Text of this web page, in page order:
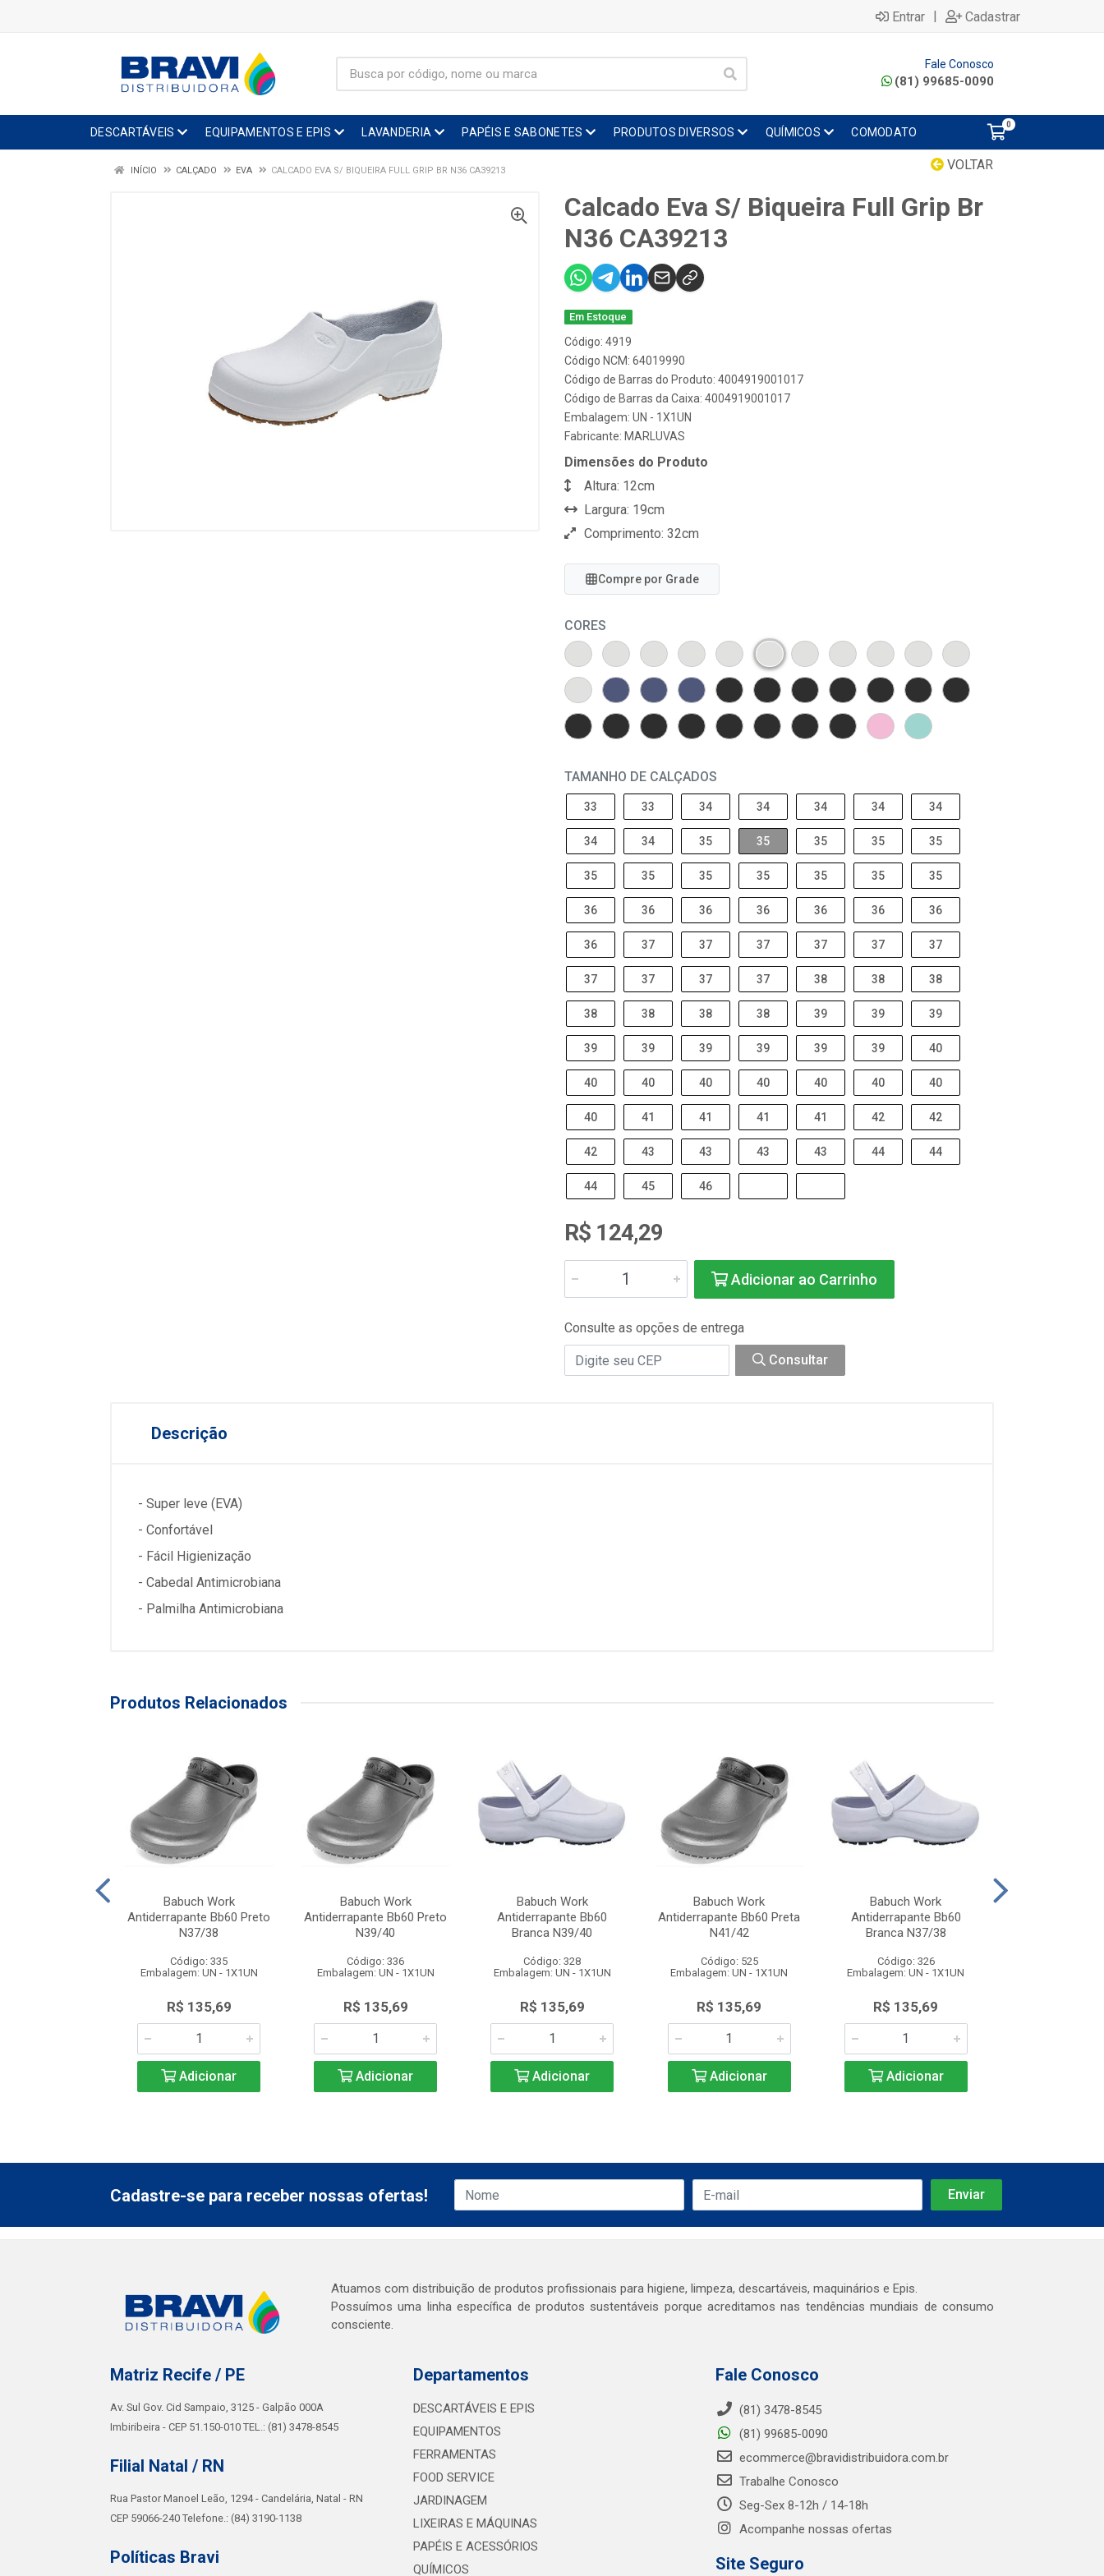
Entrar | Cadastrar
Fale Conosco
(81) 99685-0090
DESCARTÁVEIS EQUIPAMENTOS E EPIS LAVANDERIA PAPÉIS E SABONETES PRODUTOS DIVERSOS QUÍMICOS COMODATO
0
VOLTAR
INÍCIO CALÇADO EVA CALCADO EVA S/ BIQUEIRA FULL GRIP BR N36 CA39213
Calcado Eva S/ Biqueira Full Grip Br
N36 CA39213
Em Estoque
Código: 4919
Código NCM: 64019990
Código de Barras do Produto: 4004919001017
Código de Barras da Caixa: 4004919001017
Embalagem: UN - 1X1UN
Fabricante: MARLUVAS
Dimensões do Produto
Altura: 12cm
Largura: 19cm
Comprimento: 32cm
Compre por Grade
CORES
TAMANHO DE CALÇADOS
33 33 34 34 34 34 34
34 34 35 35 35 35 35
35 35 35 35 35 35 35
36 36 36 36 36 36 36
36 37 37 37 37 37 37
37 37 37 37 38 38 38
38 38 38 38 39 39 39
39 39 39 39 39 39 40
40 40 40 40 40 40 40
40 41 41 41 41 42 42
42 43 43 43 43 44 44
44 45 46
R$ 124,29
Adicionar ao Carrinho
Consulte as opções de entrega
Consultar
Descrição
- Super leve (EVA)
- Confortável
- Fácil Higienização
- Cabedal Antimicrobiana
- Palmilha Antimicrobiana
Produtos Relacionados
Babuch Work
Antiderrapante Bb60 Preto
N37/38
Código: 335
Embalagem: UN - 1X1UN
R$ 135,69
Adicionar
Babuch Work
Antiderrapante Bb60 Preto
N39/40
Código: 336
Embalagem: UN - 1X1UN
R$ 135,69
Adicionar
Babuch Work
Antiderrapante Bb60
Branca N39/40
Código: 328
Embalagem: UN - 1X1UN
R$ 135,69
Adicionar
Babuch Work
Antiderrapante Bb60 Preta
N41/42
Código: 525
Embalagem: UN - 1X1UN
R$ 135,69
Adicionar
Babuch Work
Antiderrapante Bb60
Branca N37/38
Código: 326
Embalagem: UN - 1X1UN
R$ 135,69
Adicionar
Cadastre-se para receber nossas ofertas!
Atuamos com distribuição de produtos profissionais para higiene, limpeza, descartáveis, maquinários e Epis.
Possuímos uma linha específica de produtos sustentáveis porque acreditamos nas tendências mundiais de consumo
consciente.
Matriz Recife / PE
Av. Sul Gov. Cid Sampaio, 3125 - Galpão 000A
Imbiribeira - CEP 51.150-010 TEL.: (81) 3478-8545
Filial Natal / RN
Rua Pastor Manoel Leão, 1294 - Candelária, Natal - RN
CEP 59066-240 Telefone.: (84) 3190-1138
Políticas Bravi
Departamentos
DESCARTÁVEIS E EPIS
EQUIPAMENTOS
FERRAMENTAS
FOOD SERVICE
JARDINAGEM
LIXEIRAS E MÁQUINAS
PAPÉIS E ACESSÓRIOS
QUÍMICOS
Fale Conosco
(81) 3478-8545
(81) 99685-0090
ecommerce@bravidistribuidora.com.br
Trabalhe Conosco
Seg-Sex 8-12h / 14-18h
Acompanhe nossas ofertas
Site Seguro